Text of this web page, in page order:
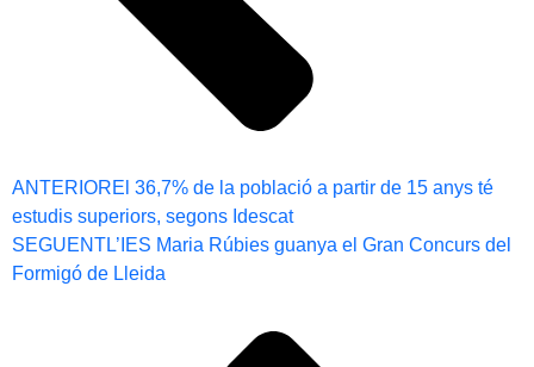
ANTERIOREl 36,7% de la població a partir de 15 anys té
estudis superiors, segons Idescat
SEGUENTL’IES Maria Rúbies guanya el Gran Concurs del
Formigó de Lleida